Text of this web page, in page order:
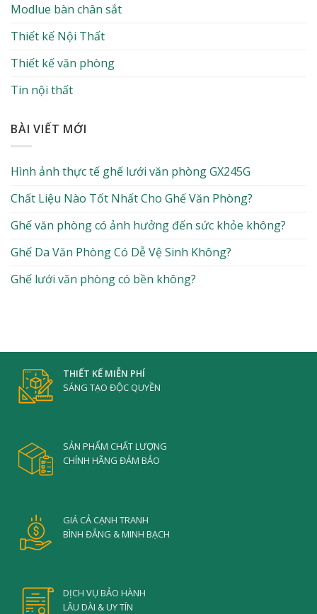
Modlue bàn chân sắt
Thiết kế Nội Thất
Thiết kế văn phòng
Tin nội thất
BÀI VIẾT MỚI
Hình ảnh thực tế ghế lưới văn phòng GX245G
Chất Liệu Nào Tốt Nhất Cho Ghế Văn Phòng?
Ghế văn phòng có ảnh hưởng đến sức khỏe không?
Ghế Da Văn Phòng Có Dễ Vệ Sinh Không?
Ghế lưới văn phòng có bền không?
THIẾT KẾ MIỄN PHÍ
SÁNG TẠO ĐỘC QUYỀN
SẢN PHẨM CHẤT LƯỢNG
CHÍNH HÃNG ĐẢM BẢO
GIÁ CẢ CẠNH TRANH
BÌNH ĐẲNG & MINH BẠCH
DỊCH VỤ BẢO HÀNH
LÂU DÀI & UY TÍN